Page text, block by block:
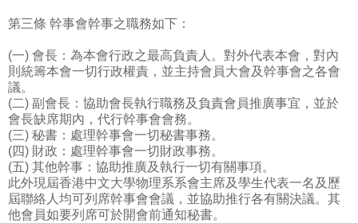
第三條 幹事會幹事之職務如下：
(一) 會長：為本會行政之最高負責人。對外代表本會，對內
則統籌本會一切行政權責，並主持會員大會及幹事會之各會
議。
(二) 副會長：協助會長執行職務及負責會員推廣事宜，並於
會長缺席期內，代行幹事會會務。
(三) 秘書：處理幹事會一切秘書事務。
(四) 財政：處理幹事會一切財政事務。
(五) 其他幹事：協助推廣及執行一切有關事項。
此外現屆香港中文大學物理系系會主席及學生代表一名及歷
屆聯絡人均可列席幹事會會議，並協助推行各有關決議。其
他會員如要列席可於開會前通知秘書。